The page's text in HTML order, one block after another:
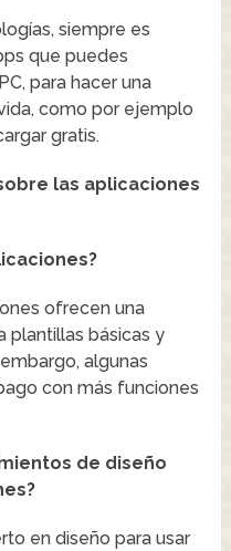
siempre es
que puedes
para hacer una
como por ejemplo
gratis.
las aplicaciones
ofrecen una
plantillas básicas y
algunas
con más funciones
de diseño
en diseño para usar